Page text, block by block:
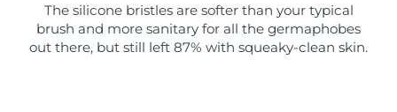
The silicone bristles are softer than your typical
brush and more sanitary for all the germaphobes
out there, but still left 87% with squeaky-clean skin.